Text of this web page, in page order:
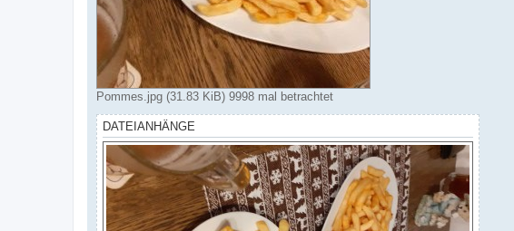
Pommes.jpg (31.83 KiB) 9998 mal betrachtet
DATEIANHÄNGE